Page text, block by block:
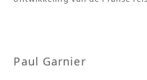
Paul Garnier